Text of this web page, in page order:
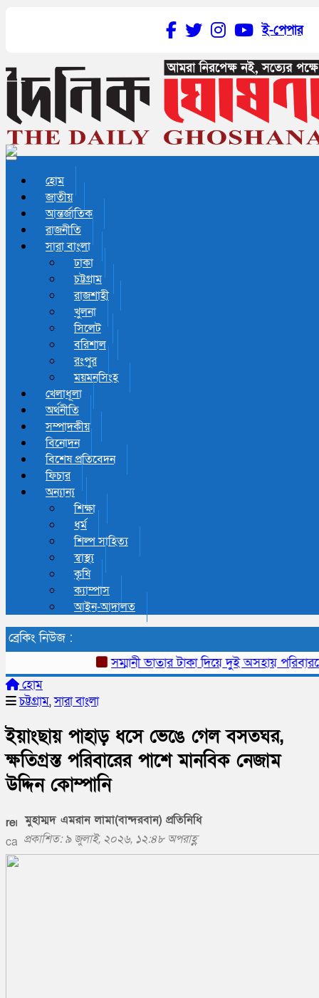
ই-পেপার
Toggle navigation
হোম
জাতীয়
আন্তর্জাতিক
রাজনীতি
সারা বাংলা
ঢাকা
চট্টগ্রাম
রাজশাহী
খুলনা
সিলেট
বরিশাল
রংপুর
ময়মনসিংহ
খেলাধূলা
অর্থনীতি
সম্পাদকীয়
বিনোদন
বিশেষ প্রতিবেদন
ফিচার
অন্যান্য
শিক্ষা
ধর্ম
শিল্প সাহিত্য
স্বাস্থ্য
কৃষি
ক্যাম্পাস
আইন-আদালত
ব্রেকিং নিউজ :
সম্মানী ভাতার টাকা দিয়ে দুই অসহায় পরিবারকে
হোম
চট্টগ্রাম,সারা বাংলা
ইয়াংছায় পাহাড় ধসে ভেঙে গেল বসতঘর,
ক্ষতিগ্রস্ত পরিবারের পাশে মানবিক নেজাম
উদ্দিন কোম্পানি
মুহাম্মদ এমরান লামা(বান্দরবান) প্রতিনিধি
প্রকাশিত: ৯ জুলাই, ২০২৬, ১২:৪৮ অপরাহ্ণ